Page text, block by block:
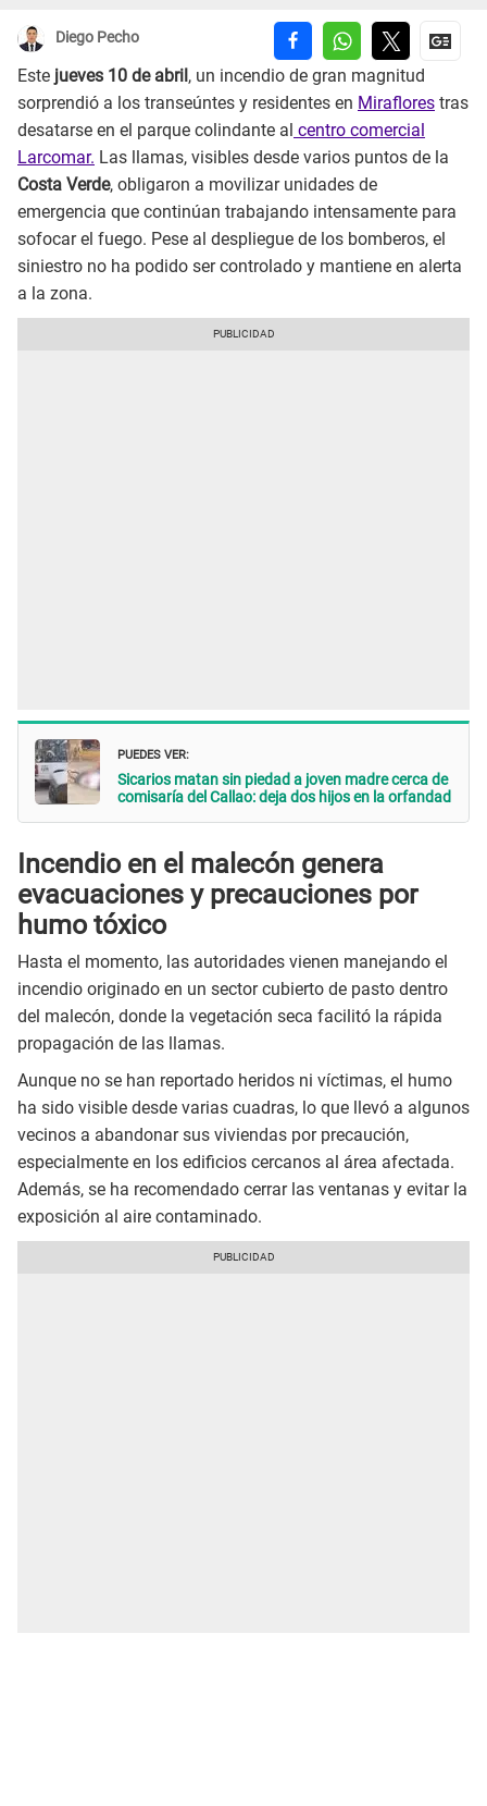
Diego Pecho
Este jueves 10 de abril , un incendio de gran magnitud
sorprendió a los transeúntes y residentes en Miraflores tras
desatarse en el parque colindante al centro comercial
Larcomar. Las llamas, visibles desde varios puntos de la
Costa Verde, obligaron a movilizar unidades de
emergencia que continúan trabajando intensamente para
sofocar el fuego. Pese al despliegue de los bomberos, el
siniestro no ha podido ser controlado y mantiene en alerta
a la zona.
PUEDES VER:
Sicarios matan sin piedad a joven madre cerca de
comisaría del Callao: deja dos hijos en la orfandad
Incendio en el malecón genera
evacuaciones y precauciones por
humo tóxico
Hasta el momento, las autoridades vienen manejando el
incendio originado en un sector cubierto de pasto dentro
del malecón, donde la vegetación seca facilitó la rápida
propagación de las llamas.
Aunque no se han reportado heridos ni víctimas, el humo
ha sido visible desde varias cuadras, lo que llevó a algunos
vecinos a abandonar sus viviendas por precaución,
especialmente en los edificios cercanos al área afectada.
Además, se ha recomendado cerrar las ventanas y evitar la
exposición al aire contaminado.